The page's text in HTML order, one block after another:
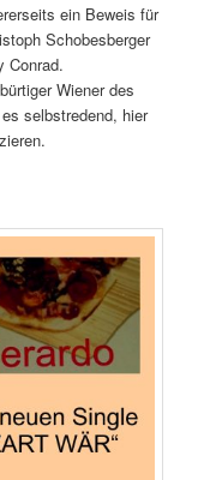
ein Beweis für
Schobesberger
Conrad.
Wiener des
selbstredend, hier